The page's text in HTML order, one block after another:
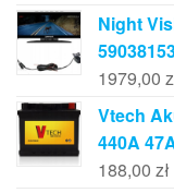
Night
1979,00
Vtech
440A
188,00 zł